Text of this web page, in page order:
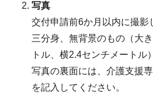
写真
交付申請前6か月以内に撮影
三分身、無背景のもの（大
トル、横2.4センチメートル）
写真の裏面には、介護支援
を記入してください。